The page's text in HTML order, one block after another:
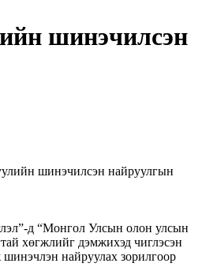
шинэчилсэн
шинэчилсэн найруулгын
д “Монгол Улсын олон улсын
хөгжлийг дэмжихэд чиглэсэн
найруулах зорилгоор